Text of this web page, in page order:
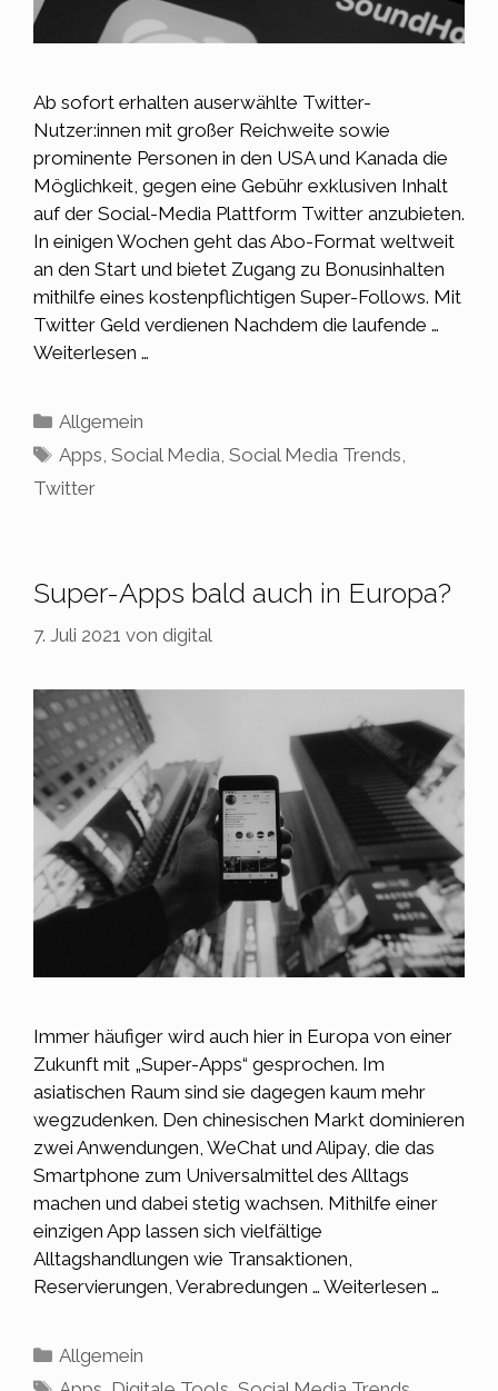
Ab sofort erhalten auserwählte Twitter-
Nutzer:innen mit großer Reichweite sowie
prominente Personen in den USA und Kanada die
Möglichkeit, gegen eine Gebühr exklusiven Inhalt
auf der Social-Media Plattform Twitter anzubieten.
In einigen Wochen geht das Abo-Format weltweit
an den Start und bietet Zugang zu Bonusinhalten
mithilfe eines kostenpflichtigen Super-Follows. Mit
Twitter Geld verdienen Nachdem die laufende …
Weiterlesen …
Kategorien
Allgemein
Schlagwörter
Apps ,Social Media ,Social Media Trends
Twitter
Super-Apps bald auch in Europa?
7. Juli 2021 von digital
Immer häufiger wird auch hier in Europa von einer
Zukunft mit „Super-Apps“ gesprochen. Im
asiatischen Raum sind sie dagegen kaum mehr
wegzudenken. Den chinesischen Markt dominieren
zwei Anwendungen, WeChat und Alipay, die das
Smartphone zum Universalmittel des Alltags
machen und dabei stetig wachsen. Mithilfe einer
einzigen App lassen sich vielfältige
Alltagshandlungen wie Transaktionen,
Reservierungen, Verabredungen … Weiterlesen …
Kategorien
Allgemein
Schlagwörter